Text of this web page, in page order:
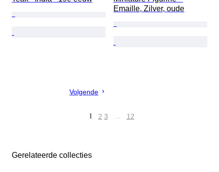
Emaille, Zilver, oude
Volgende
1 2 3 … 12
Gerelateerde collecties